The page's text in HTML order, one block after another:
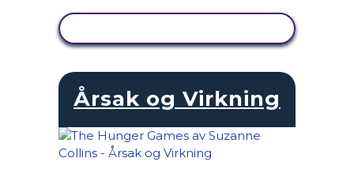
Årsak og Virkning